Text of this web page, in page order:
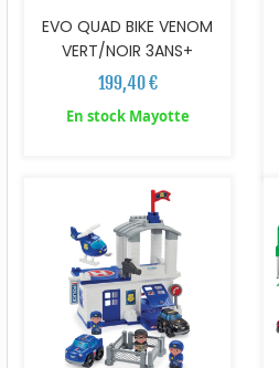
EVO QUAD BIKE VENOM
VERT/NOIR 3ANS+
199,40 €
En stock Mayotte